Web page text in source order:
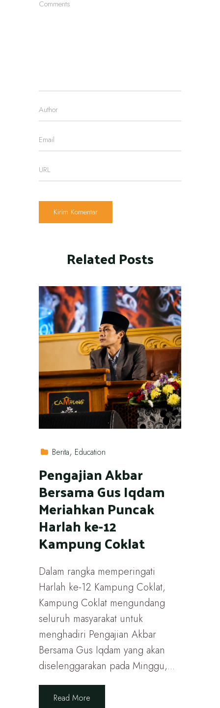
Related Posts
Berita Education
Pengajian Akbar
Bersama Gus Iqdam
Meriahkan Puncak
Harlah ke-12
Kampung Coklat
Dalam rangka memperingati
Harlah ke-12 Kampung Coklat,
Kampung Coklat mengundang
seluruh masyarakat untuk
menghadiri Pengajian Akbar
Bersama Gus Iqdam yang akan
diselenggarakan pada Minggu,...
Read More